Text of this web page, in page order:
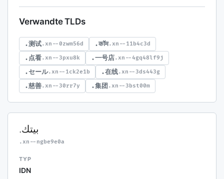
Verwandte TLDs
.测试.xn--0zwm56d .कॉम.xn--11b4c3d
.点看.xn--3pxu8k .一号店.xn--4gq48lf9j
.セール.xn--1ck2e1b .在线.xn--3ds443g
.慈善.xn--30rr7y .集团 .xn--3bst00m
.بيتك
.xn--ngbe9e0a
TYP
IDN